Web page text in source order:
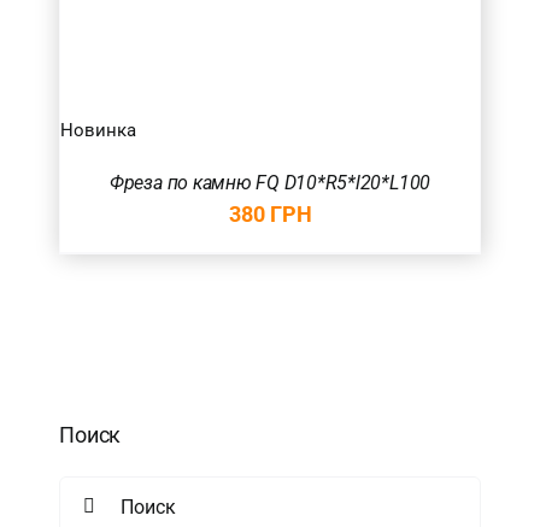
Новинка
Фреза по камню FQ D10*R5*l20*L100
380 ГРН
Поиск